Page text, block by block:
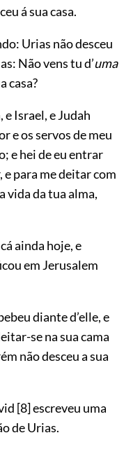
á sua casa.
Urias não desceu
Não vens tu d’uma
casa?
e Israel, e Judah
e os servos de meu
e hei de eu entrar
e para me deitar com
vida da tua alma,
ainda hoje, e
em Jerusalem
diante d’elle, e
se na sua cama
não desceu a sua
[8]escreveu uma
de Urias.